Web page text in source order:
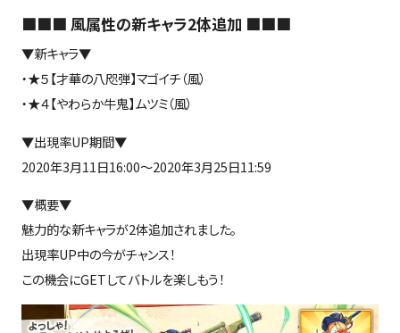
■■■ 風属性の新キャラ2体追加 ■■■
▼新キャラ▼
・★５【才華の八咫弾】マゴイチ（風）
・★４【やわらか牛鬼】ムツミ（風）
▼出現率UP期間▼
2020年3月11日16:00～2020年3月25日11:59
▼概要▼
魅力的な新キャラが2体追加されました。
出現率UP中の今がチャンス！
この機会にGETしてバトルを楽しもう！